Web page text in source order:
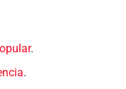
.
.